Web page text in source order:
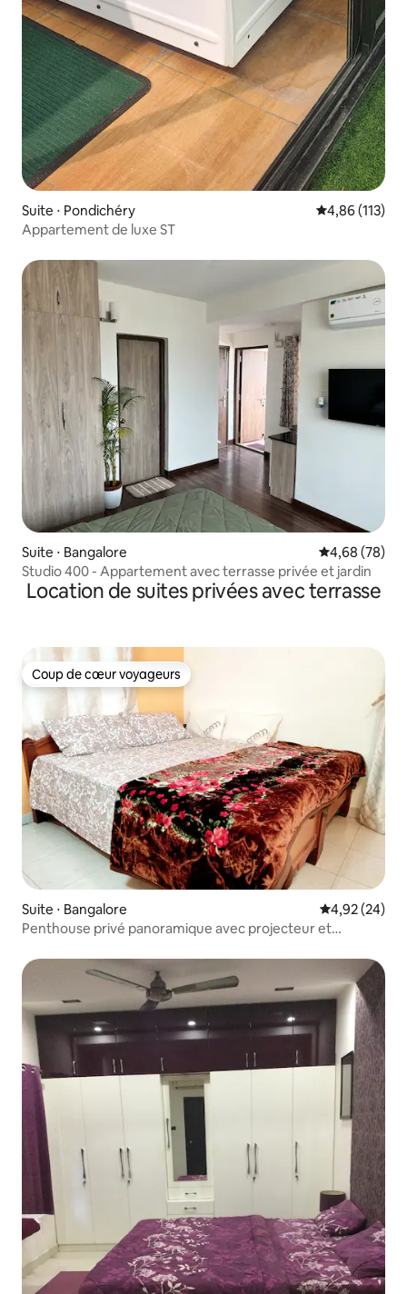
Suite ⋅ Pondichéry Évaluation
4,86 (113)
Appartement de luxe ST
Suite ⋅ Bangalore Évaluation
4,68 (78)
Studio 400 - Appartement avec terrasse privée et jardin
Location de suites privées avec terrasse
Coup de cœur voyageurs
Coup de cœur voyageurs
Suite ⋅ Bangalore Évaluation
4,92 (24)
Penthouse privé panoramique avec projecteur et